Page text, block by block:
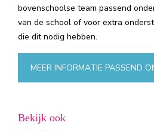
bovenschoolse team passend
van de school of voor extra
die dit nodig hebben.
MEER INFORMATIE PASSEND
Bekijk ook